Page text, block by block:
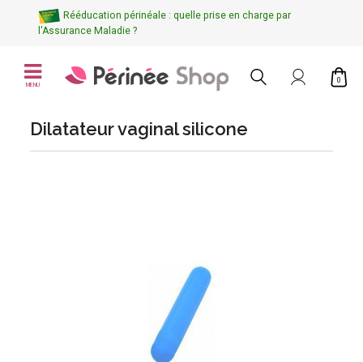
Rééducation périnéale : quelle prise en charge par
l'Assurance Maladie ?
MENU
0
Dilatateur vaginal silicone